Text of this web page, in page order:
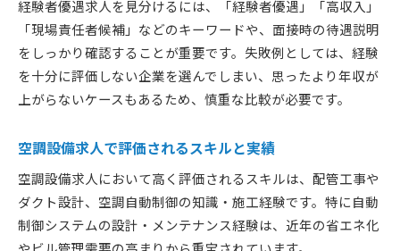
経験者優遇求人を見分けるには、「経験者優遇」「高収入」
「現場責任者候補」などのキーワードや、面接時の待遇説明
をしっかり確認することが重要です。失敗例としては、経験
を十分に評価しない企業を選んでしまい、思ったより年収が
上がらないケースもあるため、慎重な比較が必要です。
空調設備求人で評価されるスキルと実績
空調設備求人において高く評価されるスキルは、配管工事や
ダクト設計、空調自動制御の知識・施工経験です。特に自動
制御システムの設計・メンテナンス経験は、近年の省エネ化